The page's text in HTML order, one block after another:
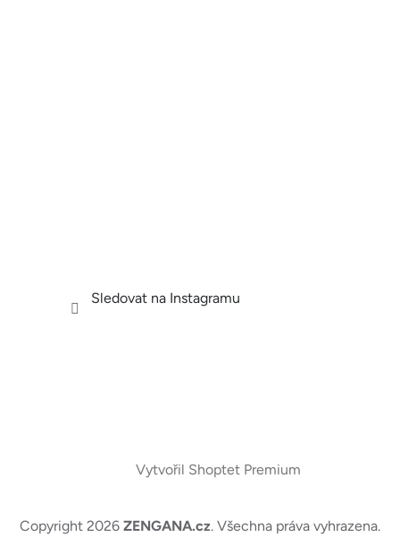
Sledovat na Instagramu
Vytvořil Shoptet Premium
Copyright 2026 ZENGANA.cz. Všechna práva vyhrazena.